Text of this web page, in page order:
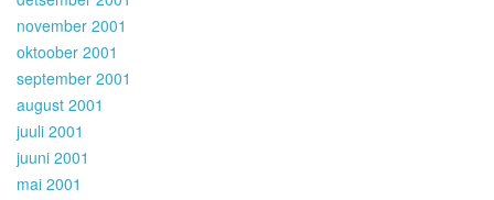
november 2001
oktoober 2001
september 2001
august 2001
juuli 2001
juuni 2001
mai 2001